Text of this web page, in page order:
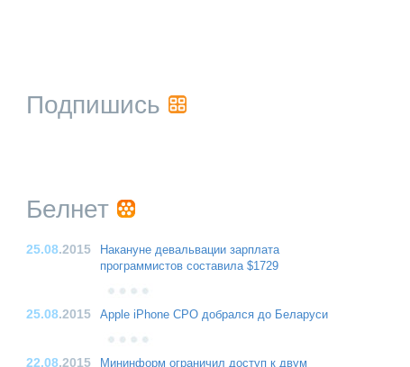
Подпишись
Белнет
25.08.2015
Накануне девальвации зарплата
программистов составила $1729
25.08.2015 Apple iPhone CPO добрался до Беларуси
22.08.2015
Мининформ ограничил доступ к двум